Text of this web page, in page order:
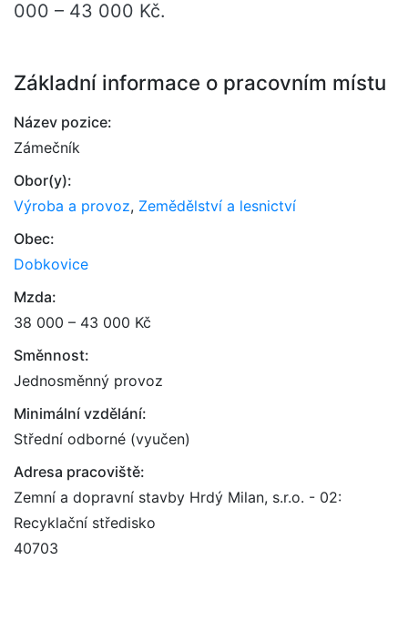
000 – 43 000 Kč.
Základní informace o pracovním místu
Název pozice:
Zámečník
Obor(y):
Výroba a provoz, Zemědělství a lesnictví
Obec:
Dobkovice
Mzda:
38 000 – 43 000 Kč
Směnnost:
Jednosměnný provoz
Minimální vzdělání:
Střední odborné (vyučen)
Adresa pracoviště:
Zemní a dopravní stavby Hrdý Milan, s.r.o. - 02:
Recyklační středisko
40703